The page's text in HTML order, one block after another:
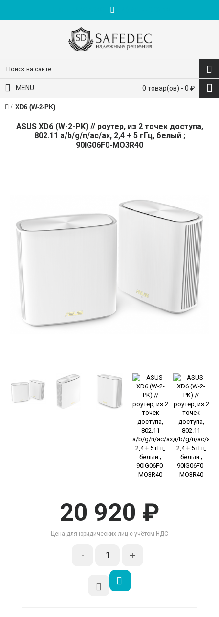
0 товар(ов) - 0 ₽
MENU
XD6 (W-2-PK)
ASUS XD6 (W-2-PK) // роутер, из 2 точек доступа,
802.11 a/b/g/n/ac/ax, 2,4 + 5 гГц, белый ;
90IG06F0-MO3R40
20 920 ₽
Цена для юридических лиц с учётом НДС
- +